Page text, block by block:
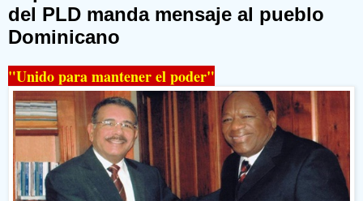
del PLD manda mensaje al pueblo
Dominicano
"Unido para mantener el poder"